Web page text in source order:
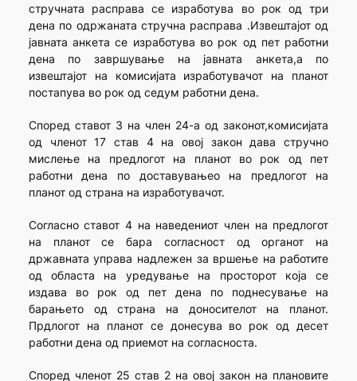
стручната расправа се изработува во рок од три
дена по одржаната стручна расправа .Извештајот од
јавната анкета се изработува во рок од пет работни
дена по завршување на јавната анкета,а по
извештајот на комисијата изработувачот на планот
постапува во рок од седум работни дена.
Според ставот 3 на член 24-а од законот,комисијата
од членот 17 став 4 на овој закон дава стручно
мислење на предлогот на планот во рок од пет
работни дена по доставувањео на предлогот на
планот од страна на изработувачот.
Согласно ставот 4 на наведениот член на предлогот
на планот се бара согласност од органот на
државната управа надлежен за вршење на работите
од областа на уредување на просторот која се
издава во рок од пет дена по поднесување на
барањето од страна на доносителот на планот.
Прдлогот на планот се донесува во рок од десет
работни дена од приемот на согласноста.
Според членот 25 став 2 на овој закон на плановите